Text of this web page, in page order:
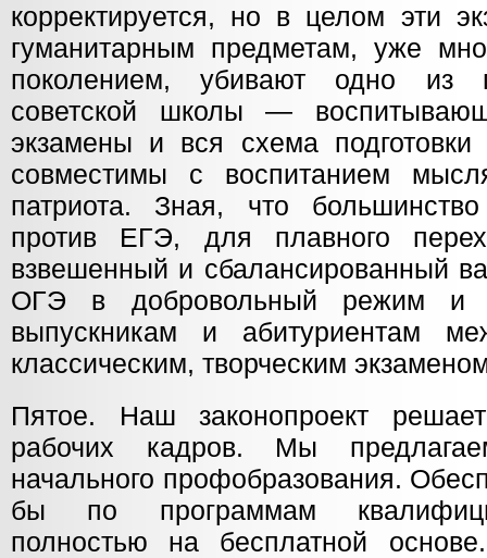
корректируется, но в целом эти
гуманитарным предметам, уже
поколением, убивают одно из
советской школы —
экзамены и вся схема
совместимы с воспитанием
патриота. Зная, что
против ЕГЭ, для плавного
взвешенный и сбалансированный
ОГЭ в добровольный режим и
выпускникам и
классическим, творческим
Пятое. Наш законопроект
рабочих кадров. Мы
начального профобразования.
бы по программам
полностью на бесплатной